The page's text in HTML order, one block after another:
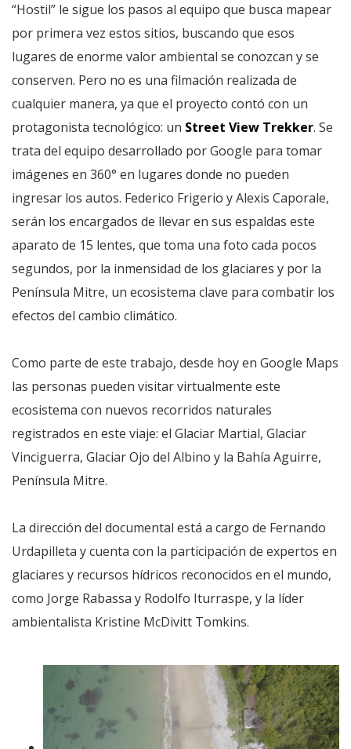
“Hostil” le sigue los pasos al equipo que busca mapear
por primera vez estos sitios, buscando que esos
lugares de enorme valor ambiental se conozcan y se
conserven. Pero no es una filmación realizada de
cualquier manera, ya que el proyecto contó con un
protagonista tecnológico: un Street View Trekker. Se
trata del equipo desarrollado por Google para tomar
imágenes en 360° en lugares donde no pueden
ingresar los autos. Federico Frigerio y Alexis Caporale,
serán los encargados de llevar en sus espaldas este
aparato de 15 lentes, que toma una foto cada pocos
segundos, por la inmensidad de los glaciares y por la
Península Mitre, un ecosistema clave para combatir los
efectos del cambio climático.
Como parte de este trabajo, desde hoy en Google Maps
las personas pueden visitar virtualmente este
ecosistema con nuevos recorridos naturales
registrados en este viaje: el Glaciar Martial, Glaciar
Vinciguerra, Glaciar Ojo del Albino y la Bahía Aguirre,
Península Mitre.
La dirección del documental está a cargo de Fernando
Urdapilleta y cuenta con la participación de expertos en
glaciares y recursos hídricos reconocidos en el mundo,
como Jorge Rabassa y Rodolfo Iturraspe, y la líder
ambientalista Kristine McDivitt Tomkins.